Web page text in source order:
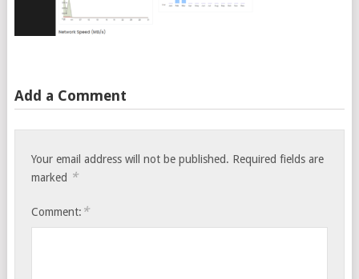
Add a Comment
Your email address will not be published. Required fields are
marked *
Comment: *